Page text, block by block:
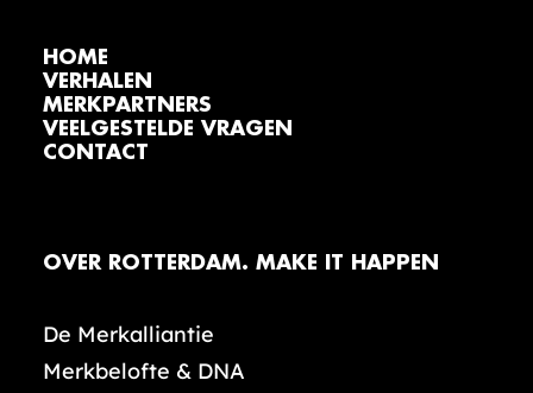
HOME
VERHALEN
MERKPARTNERS
VEELGESTELDE VRAGEN
CONTACT
OVER ROTTERDAM. MAKE IT HAPPEN
De Merkalliantie
Merkbelofte & DNA